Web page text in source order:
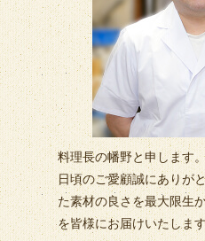
料理長の幡野と申します
日頃のご愛顧誠にありが
た素材の良さを最大限生
を皆様にお届けいたしま